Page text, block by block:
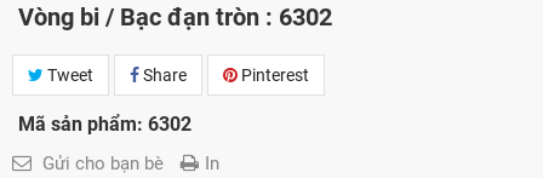
Vòng bi / Bạc đạn tròn : 6302
Tweet Share Pinterest
Mã sản phẩm: 6302
Gửi cho bạn bè In